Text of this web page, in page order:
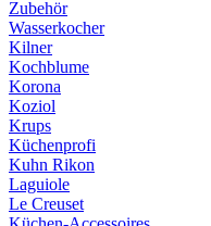
Zubehör
Wasserkocher
Kilner
Kochblume
Korona
Koziol
Krups
Küchenprofi
Kuhn Rikon
Laguiole
Le Creuset